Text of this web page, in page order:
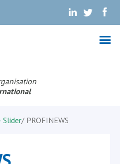
. . .
l
Slider/ PROFINEWS